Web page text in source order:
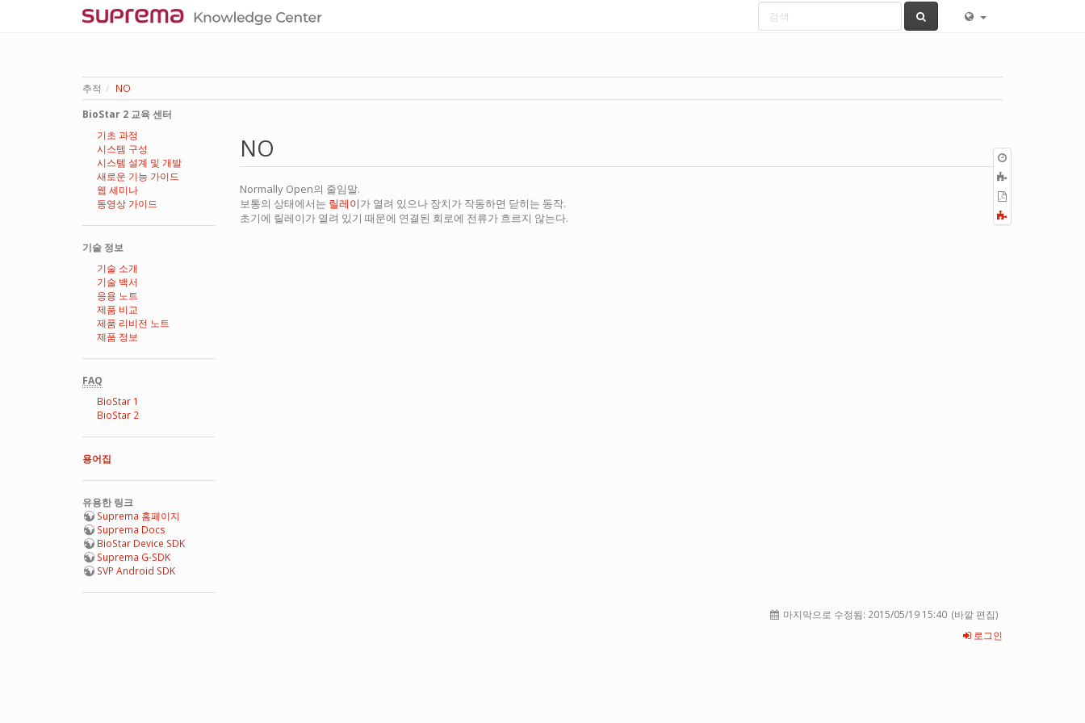
추적
NO
BioStar 2 교육 센터
기초 과정
시스템 구성
시스템 설계 및 개발
새로운 기능 가이드
웹 세미나
동영상 가이드
기술 정보
기술 소개
기술 백서
응용 노트
제품 비교
제품 리비전 노트
제품 정보
FAQ
BioStar 1
BioStar 2
용어집
유용한 링크
Suprema 홈페이지
Suprema Docs
BioStar Device SDK
Suprema G-SDK
SVP Android SDK
내
all
NO
Normally Open의 줄임말.
보통의 상태에서는 릴레이가 열려 있으나 장치가 작동하면 닫히는 동작.
초기에 릴레이가 열려 있기 때문에 연결된 회로에 전류가 흐르지 않는다.
마지막으로 수정됨: 2015/05/19 15:40 (바깥 편집)
로그인